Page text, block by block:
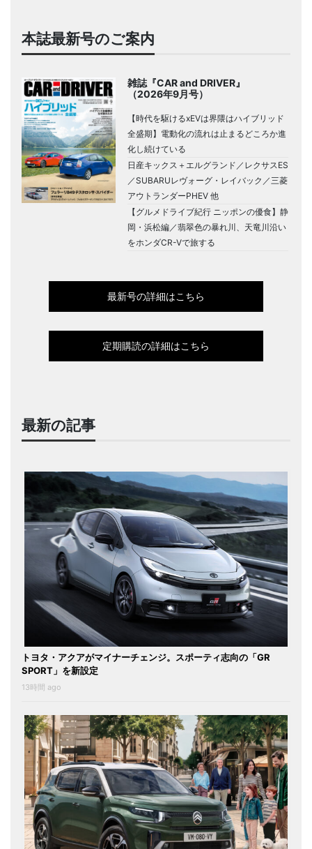
本誌最新号のご案内
雑誌『CAR and DRIVER』
（2026年9月号）
【時代を駆けるxEVは界隈はハイブリッド
全盛期】電動化の流れは止まるどころか進
化し続けている
日産キックス＋エルグランド／レクサスES
／SUBARUレヴォーグ・レイバック／三菱
アウトランダーPHEV 他
【グルメドライブ紀行 ニッポンの優食】静
岡・浜松編／翡翠色の暴れ川、天竜川沿い
をホンダCR-Vで旅する
最新号の詳細はこちら
定期購読の詳細はこちら
最新の記事
トヨタ・アクアがマイナーチェンジ。スポーティ志向の「GR
SPORT」を新設定
13時間 ago